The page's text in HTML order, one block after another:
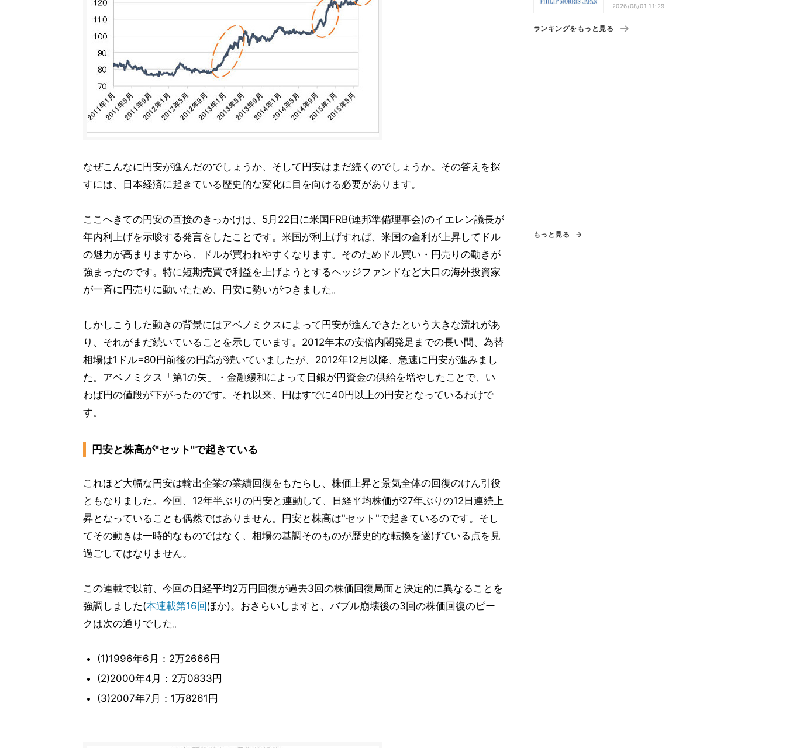
なぜこんなに円安が進んだのでしょうか、そして円安はまだ続くのでしょうか。その答えを探
すには、日本経済に起きている歴史的な変化に目を向ける必要があります。
ここへきての円安の直接のきっかけは、5月22日に米国FRB(連邦準備理事会)のイエレン議長が
年内利上げを示唆する発言をしたことです。米国が利上げすれば、米国の金利が上昇してドル
の魅力が高まりますから、ドルが買われやすくなります。そのためドル買い・円売りの動きが
強まったのです。特に短期売買で利益を上げようとするヘッジファンドなど大口の海外投資家
が一斉に円売りに動いたため、円安に勢いがつきました。
しかしこうした動きの背景にはアベノミクスによって円安が進んできたという大きな流れがあ
り、それがまだ続いていることを示しています。2012年末の安倍内閣発足までの長い間、為替
相場は1ドル=80円前後の円高が続いていましたが、2012年12月以降、急速に円安が進みまし
た。アベノミクス「第1の矢」・金融緩和によって日銀が円資金の供給を増やしたことで、い
わば円の値段が下がったのです。それ以来、円はすでに40円以上の円安となっているわけで
す。
円安と株高が"セット"で起きている
これほど大幅な円安は輸出企業の業績回復をもたらし、株価上昇と景気全体の回復のけん引役
ともなりました。今回、12年半ぶりの円安と連動して、日経平均株価が27年ぶりの12日連続上
昇となっていることも偶然ではありません。円安と株高は"セット"で起きているのです。そし
てその動きは一時的なものではなく、相場の基調そのものが歴史的な転換を遂げている点を見
過ごしてはなりません。
この連載で以前、今回の日経平均2万円回復が過去3回の株価回復局面と決定的に異なることを
強調しました(本連載第16回 ほか)。おさらいしますと、バブル崩壊後の3回の株価回復のピー
クは次の通りでした。
(1)1996年6月：2万2666円
(2)2000年4月：2万0833円
(3)2007年7月：1万8261円
2026/08/01 11:29
ランキングをもっと見る
もっと見る